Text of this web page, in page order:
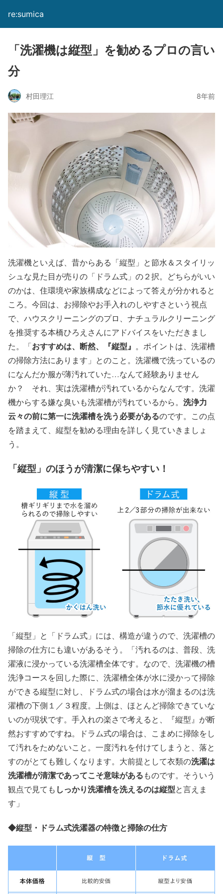
re:sumica
「洗濯機は縦型」を勧めるプロの言い
分
村田理江 8年前
洗濯機といえば、昔からある「縦型」と節水＆スタイリッ
シュな見た目が売りの「ドラム式」の２択。どちらがいい
のかは、住環境や家族構成などによって答えが分かれると
ころ。今回は、お掃除やお手入れのしやすさという視点
で、ハウスクリーニングのプロ、ナチュラルクリーニング
を推奨する本橋ひろえさんにアドバイスをいただきまし
た。「おすすめは、断然、『縦型』 。ポイントは、洗濯槽
の掃除方法にあります」とのこと。洗濯機で洗っているの
になんだか服が薄汚れていた…なんて経験ありません
か？ それ、実は洗濯槽が汚れているからなんです。洗濯
機からする嫌な臭いも洗濯槽が汚れているから。 洗浄力
云々の前に第一に洗濯槽を洗う必要があるのです。 この点
を踏まえて、縦型を勧める理由を詳しく見ていきましょ
う。
「縦型」のほうが清潔に保ちやすい！
「縦型」と「ドラム式」には、構造が違うので、洗濯槽の
掃除の仕方にも違いがあるそう。「汚れるのは、普段、洗
濯液に浸かっている洗濯槽全体です。なので、洗濯機の槽
洗浄コースを回した際に、洗濯槽全体が水に浸かって掃除
ができる縦型に対し、ドラム式の場合は水が溜まるのは洗
濯槽の下側１／３程度。上側は、ほとんど掃除できていな
いのが現状です。手入れの楽さで考えると、『縦型』が断
然おすすめですね。ドラム式の場合は、こまめに掃除をし
て汚れをためないこと。一度汚れを付けてしまうと、落と
すのがとても難しくなります。大前提として衣類の洗濯は
洗濯槽が清潔であってこそ意味があるものです。そういう
観点で見ても しっかり洗濯槽を洗えるのは縦型と言えま
す」
◆縦型・ドラム式洗濯器の特徴と掃除の仕方